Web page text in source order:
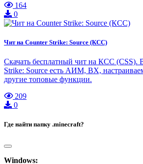
164
0
Чит на Counter Strike: Source (КСС)
Скачать бесплатный чит на КСС (CSS).
Strike: Source есть АИМ, ВХ,
другие топовые функции.
209
0
Где найти папку .minecraft?
Windows: